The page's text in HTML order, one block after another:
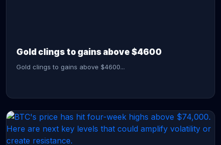
Gold clings to gains above $4600
Gold clings to gains above $4600...